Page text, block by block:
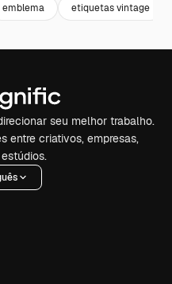
emblema etiquetas vintage
seu melhor trabalho.
entre criativos, empresas,